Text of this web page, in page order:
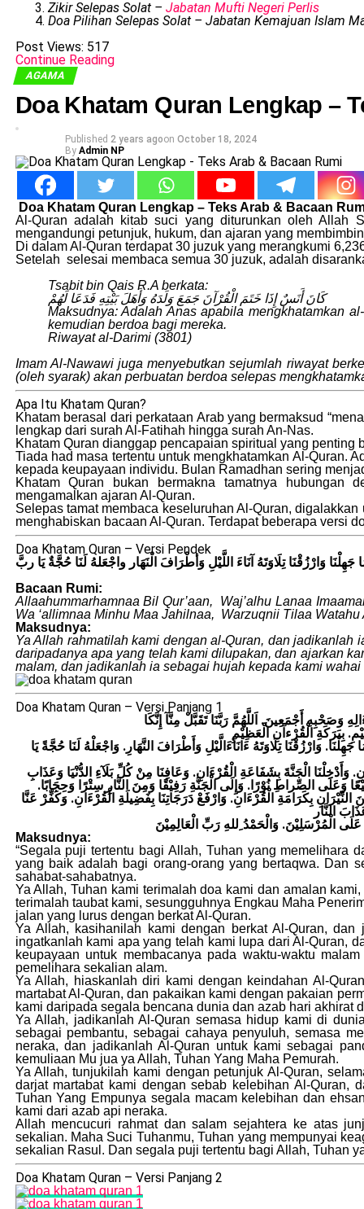
Zikir Selepas Solat – Jabatan Mufti Negeri Perlis
Doa Pilihan Selepas Solat – Jabatan Kemajuan Islam
Post Views: 517
Continue Reading
AGAMA
Doa Khatam Quran Lengkap –
Published 2 years agoon October 18, 2024
By Admin NP
Doa Khatam Quran Lengkap – Teks Arab & Bacaan
Al-Quran adalah kitab suci yang diturunkan oleh Allah
mengandungi petunjuk, hukum, dan ajaran yang
Di dalam Al-Quran terdapat 30 juzuk yang merangkumi
Setelah selesai membaca semua 30 juzuk, adalah
Tsabit bin Qais R.A berkata:
كَانَ أَنَسٌ إِذَا خَتَمَ الْقُرْآنَ جَمَعَ وَلَدَهُ وَأَهَلَ بَيْتِهِ فَدَعَا لَهُمْ
Maksudnya: Adalah Anas apabila mengkhatamkan
kemudian berdoa bagi mereka.
Riwayat al-Darimi (3801)
Imam Al-Nawawi juga menyebutkan sejumlah riwayat
(oleh syarak) akan perbuatan berdoa selepas
Apa Itu Khatam Quran?
Khatam berasal dari perkataan Arab yang bermaksud
lengkap dari surah Al-Fatihah hingga surah An-Nas.
Khatam Quran dianggap pencapaian spiritual yang
Tiada had masa tertentu untuk mengkhatamkan Al-Quran.
kepada keupayaan individu. Bulan Ramadhan sering
Khatam Quran bukan bermakna tamatnya hubungan
mengamalkan ajaran Al-Quran.
Selepas tamat membaca keseluruhan Al-Quran,
menghabiskan bacaan Al-Quran. Terdapat beberapa versi
Doa Khatam Quran – Versi Pendek
وَارْزُقْنَا تِلَاوَتَهُ آنَاءَ اللَّيْلِ وَأطْرَافَ الْنَهَار واجْعَلهُ لَنَا حُجَّةٌ يَا ربَّ
Bacaan Rumi:
Allaahummarhamnaa Bil Qur’aan, Waj’alhu Lanaa
Wa ‘allimnaa Minhu Maa Jahilnaa, Warzuqnii Tilaa
Maksudnya:
Ya Allah rahmatilah kami dengan al-Quran, dan jadikanlah
daripadanya apa yang telah kami dilupakan, dan ajarkan
malam, dan jadikanlah ia sebagai hujah kepada kami
Doa Khatam Quran – Versi Panjang 1
وَصَحْبِهِ أَجْمَعِينَ. اَللَّهُمَّ رَبَّنَا تَقَبَّلْ مِنَّآ إِنَّكَا
وَارْزُقْنَا تِلَاوَتَهُ ءَانَآءَالَّيْلِ وَأَطْرَافَ النَّهَارِ. وَاجْعَلْهُ لَنَا حُجَّةً يَا
وَأَدْخِلْنَا الْجَنَّةَ بِشَفَاعَةِ الْقُرْءَانِ. وَعَافِنَا مِنْ كُلِّ بَلَآءِ الدُّنْيَا وَعَذَابِ
وَعَلَى الصِّراطِ نُوْرًا. وَإِلَى الْجَنَّةِ رَفِيْقًا وَمِنَ النَّارِ سِتْرًا وَحِجَابًا.
بِكَرَامَةِ الْقُرْءَانِ. وَارْفَعْ دَرَجَاتِنَا بِفَضِيلَةِ الْقُرْءَانِ. وَكَفِّرْ عَنَّا
الْمُرْسَلِيْنَ. وَالْحَمْدُ ِللهِ رَبِّ الْعَالِمِيْنَ
Maksudnya:
“Segala puji tertentu bagi Allah, Tuhan yang memelihara
yang baik adalah bagi orang-orang yang bertaqwa. Dan
sahabat-sahabatnya.
Ya Allah, Tuhan kami terimalah doa kami dan amalan
terimalah taubat kami, sesungguhnya Engkau Maha
jalan yang lurus dengan berkat Al-Quran.
Ya Allah, kasihanilah kami dengan berkat Al-Quran,
ingatkanlah kami apa yang telah kami lupa dari Al-Quran,
keupayaan untuk membacanya pada waktu-waktu
pemelihara sekalian alam.
Ya Allah, hiaskanlah diri kami dengan keindahan Al-
martabat Al-Quran, dan pakaikan kami dengan pakaian
kami daripada segala bencana dunia dan azab hari akhirat
Ya Allah, jadikanlah Al-Quran semasa hidup kami di
sebagai pembantu, sebagai cahaya penyuluh, semasa
neraka, dan jadikanlah Al-Quran untuk kami sebagai
kemuliaan Mu jua ya Allah, Tuhan Yang Maha Pemurah.
Ya Allah, tunjukilah kami dengan petunjuk Al-Quran,
darjat martabat kami dengan sebab kelebihan Al-Quran,
Tuhan Yang Empunya segala macam kelebihan dan
kami dari azab api neraka.
Allah mencucuri rahmat dan salam sejahtera ke atas
sekalian. Maha Suci Tuhanmu, Tuhan yang mempunyai
sekalian Rasul. Dan segala puji tertentu bagi Allah, Tuhan
Doa Khatam Quran – Versi Panjang 2